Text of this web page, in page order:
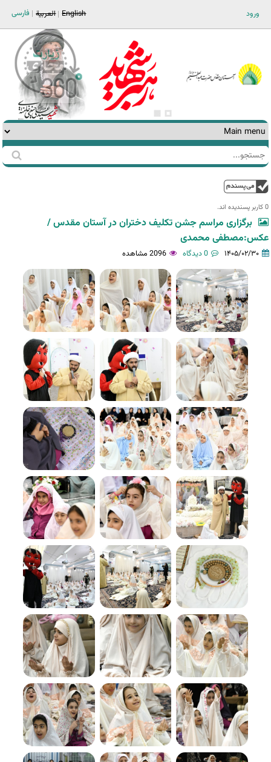
ورود فارسی العربية English
فرم
جستجو
جستجو
0 کاربر پسندیده اند.‎
برگزاری مراسم جشن تکلیف دختران در آستان مقدس /
عکس:مصطفی محمدی
۱۴۰۵/۰۲/۳۰ 0 دیدگاه 2096 مشاهده